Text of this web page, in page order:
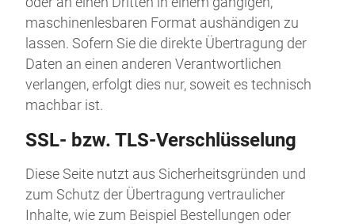
maschinenlesbaren Format aushändigen zu
lassen. Sofern Sie die direkte Übertragung der
Daten an einen anderen Verantwortlichen
verlangen, erfolgt dies nur, soweit es technisch
machbar ist.
SSL- bzw. TLS-Verschlüsselung
Diese Seite nutzt aus Sicherheitsgründen und
zum Schutz der Übertragung vertraulicher
Inhalte, wie zum Beispiel Bestellungen oder